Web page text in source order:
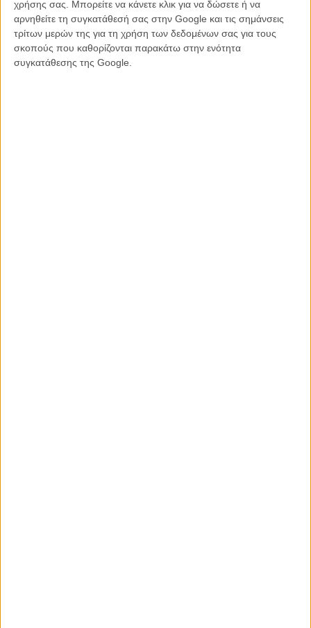
χρήσης σας. Μπορείτε να κάνετε κλικ για να δώσετε ή να
αρνηθείτε τη συγκατάθεσή σας στην Google και τις σημάνσεις
τρίτων μερών της για τη χρήση των δεδομένων σας για τους
σκοπούς που καθορίζονται παρακάτω στην ενότητα
συγκατάθεσης της Google.